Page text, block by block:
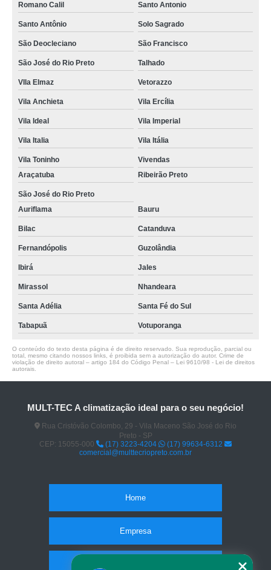
Romano Calil Santo Antonio
Santo Antônio Solo Sagrado
São Deocleciano São Francisco
São José do Rio Preto Talhado
VIla Elmaz Vetorazzo
Vila Anchieta Vila Ercília
Vila Ideal Vila Imperial
Vila Italia Vila Itália
Vila Toninho
Vivendas
Araçatuba
Ribeirão Preto
São José do Rio Preto
Auriflama
Bauru
Bilac Catanduva
Fernandópolis Guzolândia
Ibirá Jales
Mirassol Nhandeara
Santa Adélia Santa Fé do Sul
Tabapuã Votuporanga
O conteúdo do texto desta página é de direito reservado. Sua reprodução, parcial ou
total, mesmo citando nossos links, é proibida sem a autorização do autor. Crime de
violação de direito autoral – artigo 184 do Código Penal – Lei 9610/98 - Lei de direitos
autorais
MULT-TEC A climatização ideal para o seu negócio!
Rua Cristóvão Colombo, 29 - Vila Maceno São José do Rio
Preto - SP
CEP: 15055-000
(17) 3223-4204
(17) 99634-6312
comercial@multtecriopreto.com.br
Home
Empresa